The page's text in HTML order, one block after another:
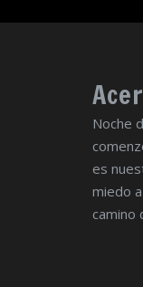
Noche
es
miedo
camino